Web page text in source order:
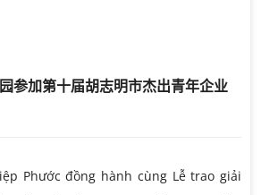
参加第十届胡志明市杰出青年企业
Phước đồng hành cùng Lễ trao giải